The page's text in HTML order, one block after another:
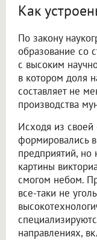
Как
По закону
образование со
с высоким
в котором доля
составляет не
производства
Исходя из
формировались
предприятий, но
картины
смогом небом.
все-таки не
направлениях,